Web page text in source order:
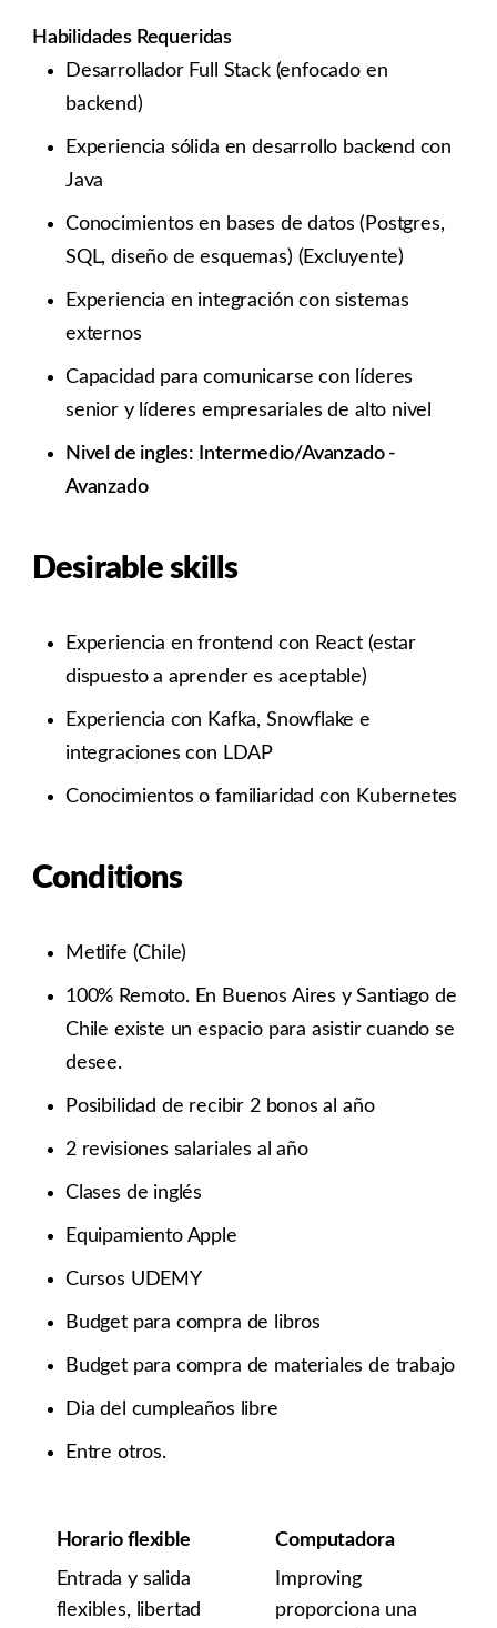
Habilidades Requeridas
Desarrollador Full Stack (enfocado en
backend)
Experiencia sólida en desarrollo backend con
Java
Conocimientos en bases de datos (Postgres,
SQL, diseño de esquemas) (Excluyente)
Experiencia en integración con sistemas
externos
Capacidad para comunicarse con líderes
senior y líderes empresariales de alto nivel
Nivel de ingles: Intermedio/Avanzado -
Avanzado
Desirable skills
Experiencia en frontend con React (estar
dispuesto a aprender es aceptable)
Experiencia con Kafka, Snowflake e
integraciones con LDAP
Conocimientos o familiaridad con Kubernetes
Conditions
Metlife (Chile)
100% Remoto. En Buenos Aires y Santiago de
Chile existe un espacio para asistir cuando se
desee.
Posibilidad de recibir 2 bonos al año
2 revisiones salariales al año
Clases de inglés
Equipamiento Apple
Cursos UDEMY
Budget para compra de libros
Budget para compra de materiales de trabajo
Dia del cumpleaños libre
Entre otros.
Horario flexible
Entrada y salida
flexibles, libertad
Computadora
Improving
proporciona una